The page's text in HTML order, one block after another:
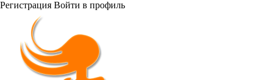
Регистрация Войти в профиль